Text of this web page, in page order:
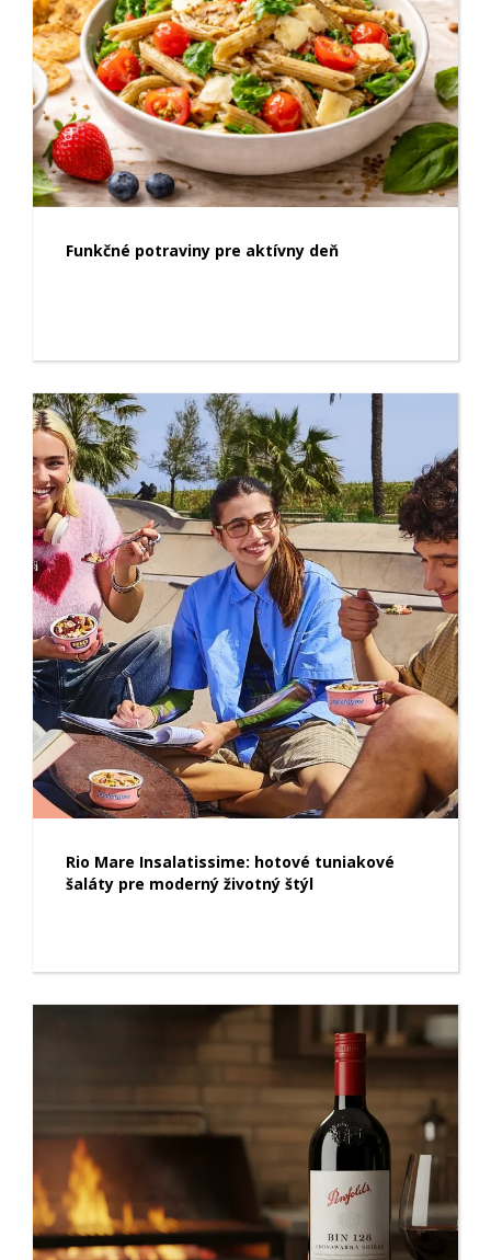
Funkčné potraviny pre aktívny deň
Rio Mare Insalatissime: hotové tuniakové
šaláty pre moderný životný štýl